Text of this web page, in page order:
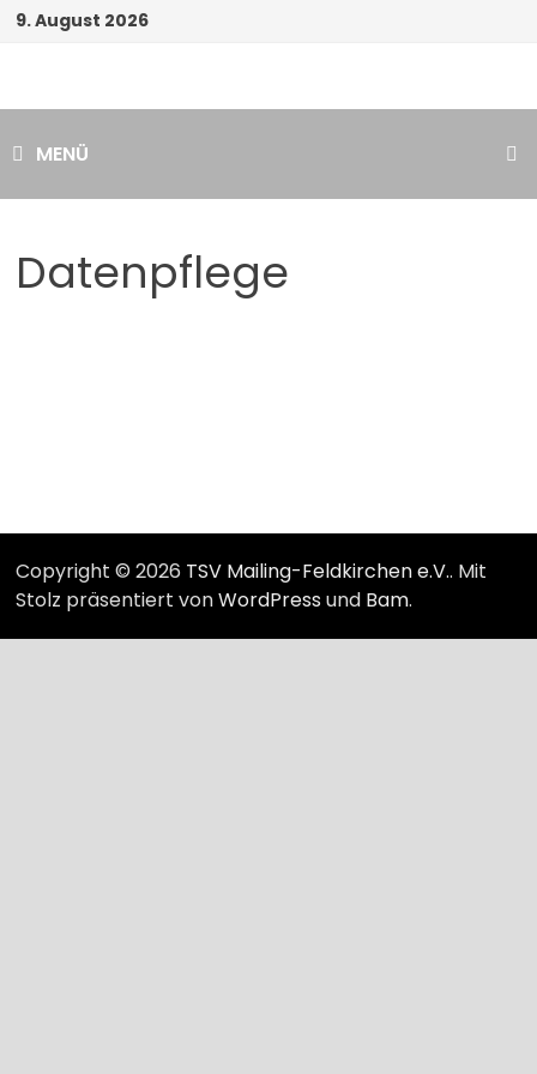
Zum
9. August 2026
MENÜ
Datenpflege
Copyright © 2026 TSV Mailing-Feldkirchen e.V.. Mit
Stolz präsentiert vonWordPressund Bam.